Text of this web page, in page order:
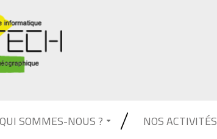
QUI SOMMES-NOUS ? NOS ACTIVITÉS